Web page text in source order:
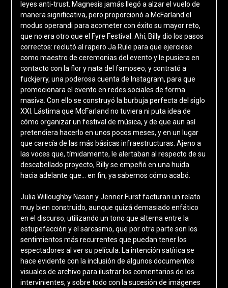
leyes anti-trust. Magnesis jamás llegó a alzar el vuelo de
manera significativa, pero proporcionó a McFarland el
modus operandi para acometer con éxito su mayor reto,
que no era otro que el Fyre Festival. Ahí, Billy dio los pasos
correctos: reclutó al rapero Ja Rule para que ejerciese
como maestro de ceremonias del evento y le pusiera en
contacto con la flor y nata del famoseo, y contrató a
fuckjerry, una poderosa cuenta de Instagram, para que
promocionara el evento en redes sociales de forma
masiva. Con ello se construyó la burbuja perfecta del siglo
XXI. Lástima que McFarland no tuviera ni puta idea de
cómo organizar un festival de música, y de que aun así
pretendiera hacerlo en unos pocos meses, y en un lugar
que carecía de las más básicas infraestructuras. Ajeno a
las voces que, tímidamente, le alertaban al respecto de su
descabellado proyecto, Billy se empeñó en una huida
hacia adelante que… en fin, ya sabemos cómo acabó.
Julia Willoughby Nason y Jenner Furst facturan un relato
muy bien construido, aunque quizá demasiado enfático
en el discurso, utilizando un tono que alterna entre la
estupefacción y el sarcasmo, que por otra parte son los
sentimientos más recurrentes que puedan tener los
espectadores al ver su película. La intención satírica se
hace evidente con la inclusión de algunos documentos
visuales de archivo para ilustrar los comentarios de los
intervinientes, y sobre todo con la sucesión de imágenes